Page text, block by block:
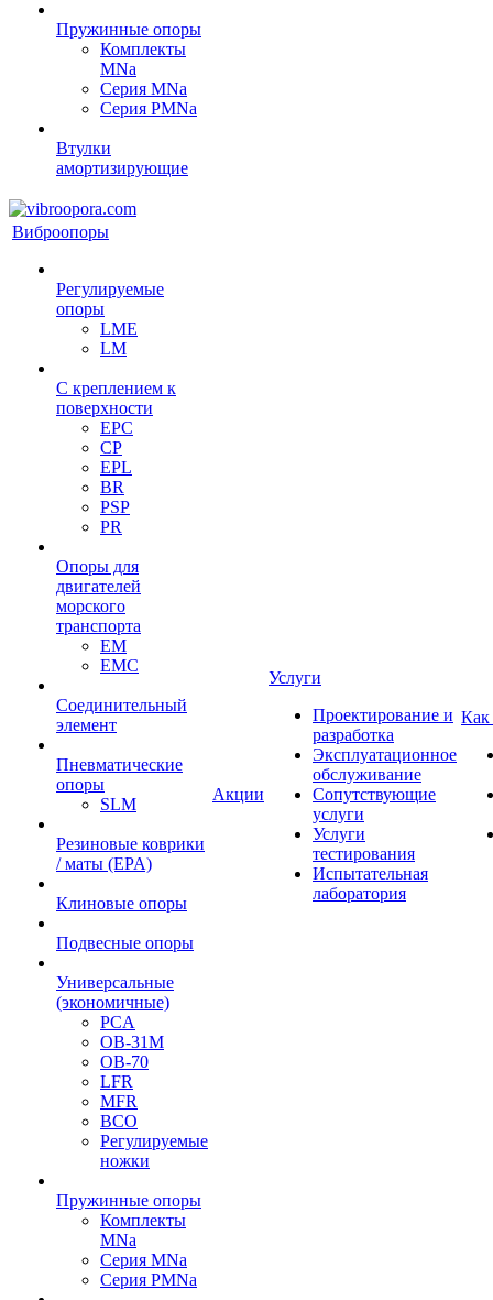
Пружинные опоры
Комплекты
MNa
Серия MNa
Серия PMNa
Втулки
амортизирующие
Виброопоры
Регулируемые
опоры
LME
LM
С креплением к
поверхности
EPC
CP
EPL
BR
PSP
PR
Опоры для
двигателей
морского
транспорта
EM
EMC
Cоединительный
элемент
Пневматические
опоры
SLM
Резиновые коврики
/ маты (EPA)
Клиновые опоры
Подвесные опоры
Универсальные
(экономичные)
PCA
ОВ-31М
OB-70
LFR
MFR
ВСО
Регулируемые
ножки
Пружинные опоры
Комплекты
MNa
Серия MNa
Серия PMNa
Акции
Услуги
Проектирование и
разработка
Эксплуатационное
обслуживание
Сопутствующие
услуги
Услуги
тестирования
Испытательная
лаборатория
Как